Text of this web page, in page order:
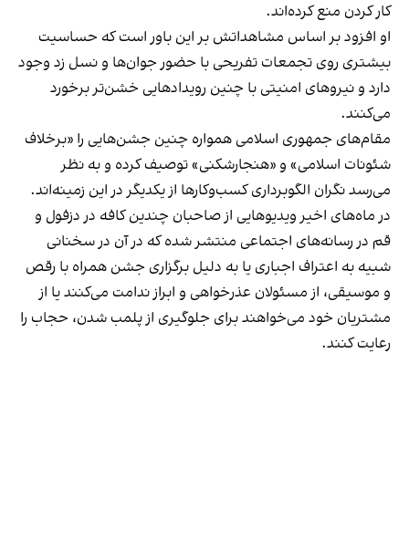
کار کردن منع کرده‌اند.
او افزود بر اساس مشاهداتش بر این باور است که حساسیت
بیشتری روی تجمعات تفریحی با حضور جوان‌ها و نسل زد وجود
دارد و نیروهای امنیتی با چنین رویدادهایی خشن‌تر برخورد
می‌کنند.
مقام‌های جمهوری اسلامی همواره چنین جشن‌هایی را «برخلاف
شئونات اسلامی» و «هنجارشکنی» توصیف کرده و به نظر
می‌رسد نگران الگوبرداری کسب‌وکارها از یکدیگر در این زمینه‌اند.
در ماه‌های اخیر ویدیوهایی از صاحبان چندین کافه در دزفول و
قم در رسانه‌های اجتماعی منتشر شده که در آن در سخنانی
شبیه به اعتراف اجباری یا به دلیل برگزاری جشن همراه با رقص
و موسیقی، از مسئولان عذرخواهی و ابراز ندامت می‌کنند یا از
مشتریان خود می‌خواهند برای جلوگیری از پلمب شدن، حجاب را
رعایت کنند.